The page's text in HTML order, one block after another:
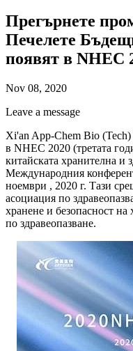
Прегърнете
Печелете
появят в NHEC
Nov 08, 2020
Leave a message
Xi'an App-Chem Bio
в NHEC 2020 (третата
китайската хранителна и
Международния
ноември , 2020 г. Тази
асоциация по
хранене и безопасност
по здравеопазване.